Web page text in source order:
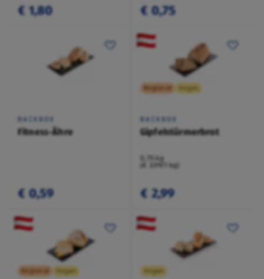
€ 1,80 € 0,75
BACKBOX
Fitness-Ähre
€ 0,59
Regional Vegan
BACKBOX
Gipfelstürmerbrot
0,75 kg
(€ 3,99/1 kg)
€ 2,99
Regional Vegan Vegan